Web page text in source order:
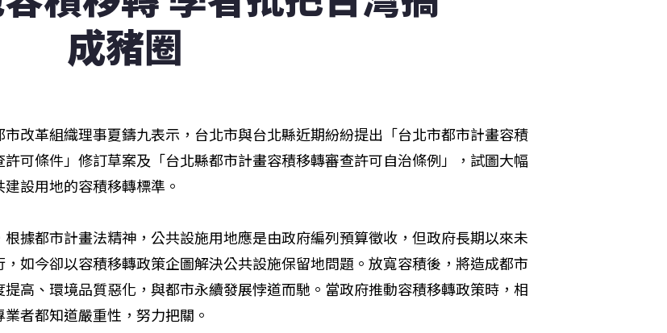
成豬圈
市改革組織理事夏鑄九表示，台北市與台北縣近期紛紛提出「台北市都市計畫容積
許可條件」修訂草案及「台北縣都市計畫容積移轉審查許可自治條例」，試圖大幅
設用地的容積移轉標準。
根據都市計畫法精神，公共設施用地應是由政府編列預算徵收，但政府長期以來未
，如今卻以容積移轉政策企圖解決公共設施保留地問題。放寬容積後，將造成都市
提高、環境品質惡化，與都市永續發展悖道而馳。當政府推動容積移轉政策時，相
業者都知道嚴重性，努力把關。